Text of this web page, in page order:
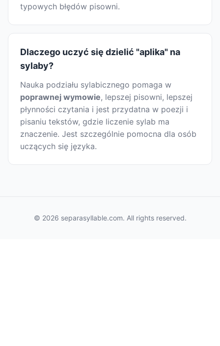
typowych błędów pisowni.
Dlaczego uczyć się dzielić "aplika" na
sylaby?
Nauka podziału sylabicznego pomaga w
poprawnej wymowie, lepszej pisowni, lepszej
płynności czytania i jest przydatna w poezji i
pisaniu tekstów, gdzie liczenie sylab ma
znaczenie. Jest szczególnie pomocna dla osób
uczących się języka.
© 2026 separasyllable.com. All rights reserved.